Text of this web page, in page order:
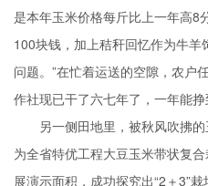
是本年玉米价格每斤比上一年高8
100块钱，加上秸秆回忆作为牛
问题。”在忙着运送的空隙，农户
作社现已干了六七年了，一年能
另一侧田地里，被秋风吹拂的
为全省特优工程大豆玉米带状复
展演示面积，成功探究出“2＋3”